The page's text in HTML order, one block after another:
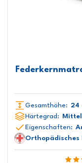
Gesamthöhe: 24
Härtegrad:
Eigenschaften:
Orthopädisches